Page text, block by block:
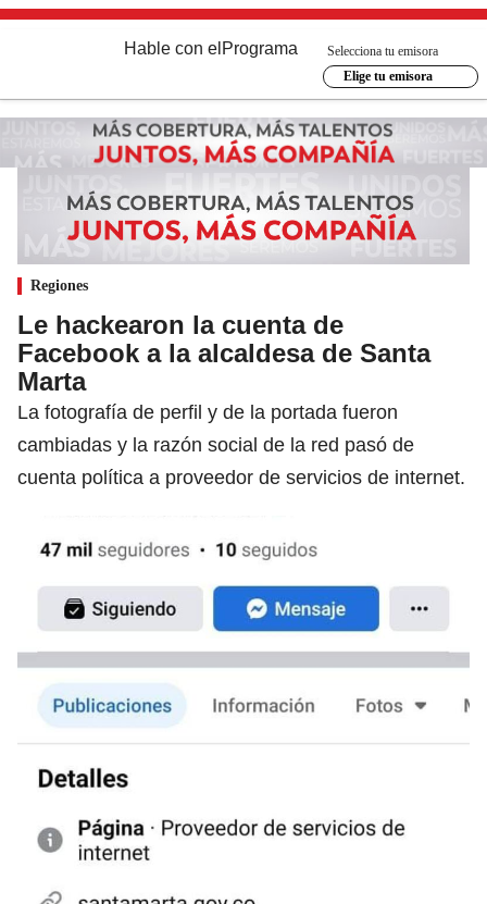
Hable con el Programa
Selecciona tu emisora
Elige tu emisora
Regiones
Le hackearon la cuenta de
Facebook a la alcaldesa de Santa
Marta
La fotografía de perfil y de la portada fueron
cambiadas y la razón social de la red pasó de
cuenta política a proveedor de servicios de internet.